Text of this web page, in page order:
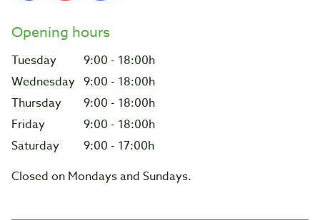
Opening hours
Tuesday
9:00 - 18:00h
Wednesday 9:00 - 18:00h
Thursday
9:00 - 18:00h
Friday
9:00 - 18:00h
Saturday
9:00 - 17:00h
Closed on Mondays and Sundays.